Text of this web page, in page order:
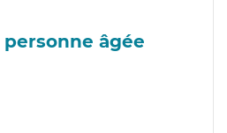
personne âgée